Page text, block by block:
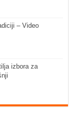
– Video
izbora za